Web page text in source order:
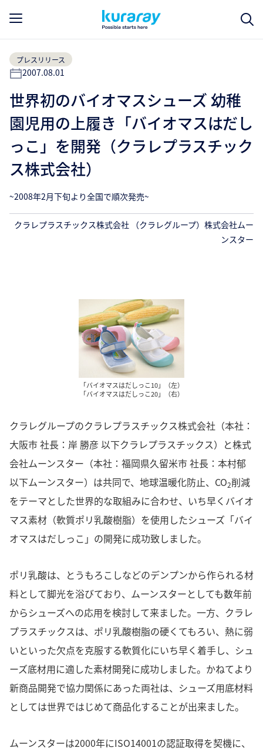
プレスリリース
2007.08.01
世界初のバイオマスシューズ 幼稚
園児用の上履き「バイオマスはだし
っこ」を開発（クラレプラスチック
ス株式会社）
~2008年2月下旬より全国で順次発売~
クラレプラスチックス株式会社 （クラレグループ）株式会社ムー
ンスター
「バイオマスはだしっこ10」（左）
「バイオマスはだしっこ20」（右）
クラレグループのクラレプラスチックス株式会社（本社：
大阪市 社長：岸 勝彦 以下クラレプラスチックス）と株式
会社ムーンスター（本社：福岡県久留米市 社長：本村郁
以下ムーンスター）は共同で、地球温暖化防止、CO2削減
をテーマとした世界的な取組みに合わせ、いち早くバイオ
マス素材（軟質ポリ乳酸樹脂）を使用したシューズ「バイ
オマスはだしっこ」の開発に成功致しました。
ポリ乳酸は、とうもろこしなどのデンプンから作られる材
料として脚光を浴びており、ムーンスターとしても数年前
からシューズへの応用を検討して来ました。一方、クラレ
プラスチックスは、ポリ乳酸樹脂の硬くてもろい、熱に弱
いといった欠点を克服する軟質化にいち早く着手し、シュ
ーズ底材用に適した素材開発に成功しました。かねてより
新商品開発で協力関係にあった両社は、シューズ用底材料
としては世界ではじめて商品化することが出来ました。
ムーンスターは2000年にISO14001の認証取得を契機に、